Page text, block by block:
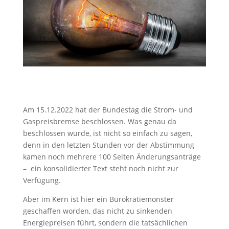
Am 15.12.2022 hat der Bundestag die Strom- und
Gaspreisbremse beschlossen. Was genau da
beschlossen wurde, ist nicht so einfach zu sagen,
denn in den letzten Stunden vor der Abstimmung
kamen noch mehrere 100 Seiten Änderungsanträge
– ein konsolidierter Text steht noch nicht zur
Verfügung.
Aber im Kern ist hier ein Bürokratiemonster
geschaffen worden, das nicht zu sinkenden
Energiepreisen führt, sondern die tatsächlichen